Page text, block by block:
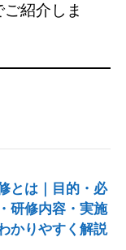
紹介しま
とは｜目的・必
研修内容・実施
かりやすく解説